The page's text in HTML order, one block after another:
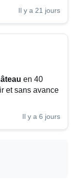
Il y a 21 jours
en 40
et sans avance
Il y a 6 jours